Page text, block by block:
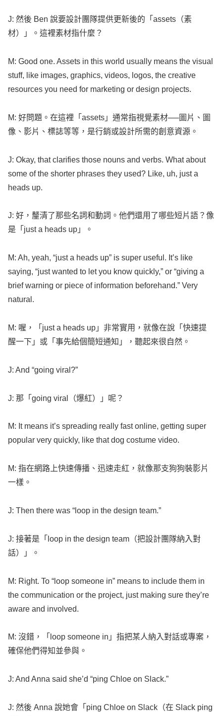
J: 然後 Ben 說要設計團隊提供更新後的「 assets （素
材）」。這裡素材指什麼？
M: Good one. Assets in this world usually means the visual
stuff, like images, graphics, videos, logos, the creative
resources you need for marketing or design projects.
M: 好問題。在這裡「 assets 」通常指視覺素材──圖片、圖
像、影片、標誌等等，是行銷或設計所需的創意資源。
J: Okay, thatclarifies those nouns and verbs. Whatabout
some of the shorter phrases they used? Like, uh, just a
heads up.
J: 好，釐清了那些名詞和動詞。他們還用了哪些短片語？像
是「just a heads up」。
M: Ah, yeah, “just a heads up” is super useful . It’s like
saying, “justwanted to letyou know quickly,” or “giving a
brief warning or piece of information beforehand.” Very
natural .
M: 喔，「just a heads up」非常實用，就像在說「快速提
醒一下」或「事先給個簡短通知」，聽起來很自然。
J: And “going viral ?”
J: 那「 going viral （爆紅）」呢？
M: It means it’s spreading really fast online, getting super
popular very quickly, like thatdog costume video.
M: 指在網路上快速傳播、迅速走紅，就像那支狗狗裝影片
一樣。
J: Then there was “ loop in the design team.”
J: 接著是「 loop in the design team （把設計團隊納入對
話）」。
M: Right. To “ loop someone in” means to include them in
the communication or the project, just making sure they’re
aware and involved.
M: 沒錯，「 loop someone in」指把某人納入對話或專案，
確保他們得知並參與。
J: And Anna said she’d “ping Chloe on Slack.”
J: 然後 Anna 說她會「 ping Chloe on Slack （在 Slack ping